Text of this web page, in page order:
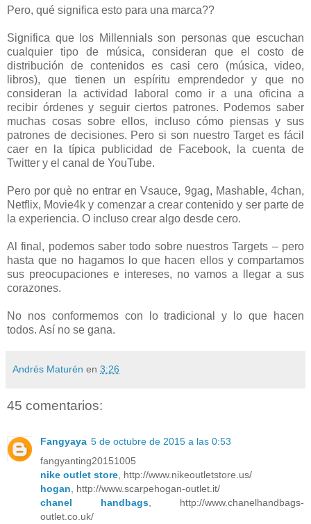
Pero, qué significa esto para una marca??
Significa que los Millennials son personas que escuchan
cualquier tipo de música, consideran que el costo de
distribución de contenidos es casi cero (música, video,
libros), que tienen un espíritu emprendedor y que no
consideran la actividad laboral como ir a una oficina a
recibir órdenes y seguir ciertos patrones. Podemos saber
muchas cosas sobre ellos, incluso cómo piensas y sus
patrones de decisiones. Pero si son nuestro Target es fácil
caer en la típica publicidad de Facebook, la cuenta de
Twitter y el canal de YouTube.
Pero por què no entrar en Vsauce, 9gag, Mashable, 4chan,
Netflix, Movie4k y comenzar a crear contenido y ser parte de
la experiencia. O incluso crear algo desde cero.
Al final, podemos saber todo sobre nuestros Targets – pero
hasta que no hagamos lo que hacen ellos y compartamos
sus preocupaciones e intereses, no vamos a llegar a sus
corazones.
No nos conformemos con lo tradicional y lo que hacen
todos. Así no se gana.
Andrés Maturén en 3:26
45 comentarios:
Fangyaya 5 de octubre de 2015 a las 0:53
fangyanting20151005
nike outlet store , http://www.nikeoutletstore.us/
hogan , http://www.scarpehogan-outlet.it/
chanel handbags , http://www.chanelhandbags-
outlet.co.uk/